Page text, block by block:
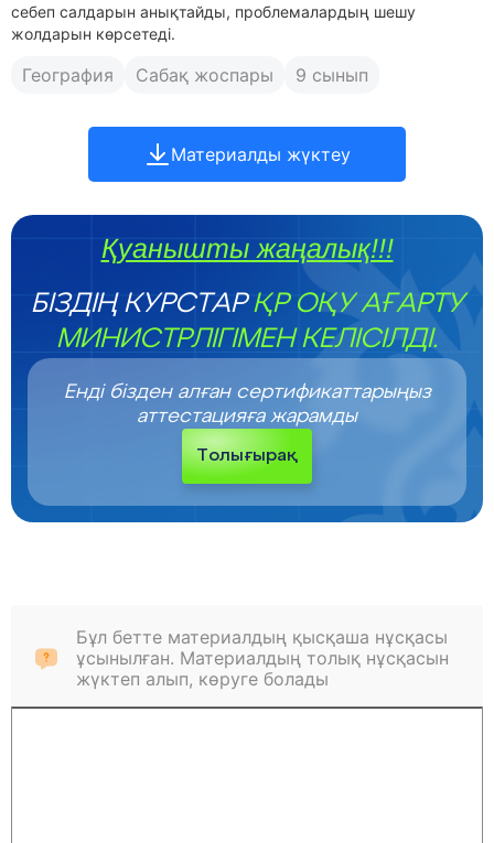
себеп салдарын анықтайды, проблемалардың шешу
жолдарын көрсетеді.
География Сабақ жоспары 9 сынып
Материалды жүктеу
Қуанышты жаңалық!!!
БІЗДІҢ КУРСТАРҚР ОҚУ АҒАРТУ
МИНИСТРЛІГІМЕН КЕЛІСІЛДІ.
Енді бізден алған сертификаттарыңыз
аттестацияға жарамды
Толығырақ
Бұл бетте материалдың қысқаша нұсқасы
ұсынылған. Материалдың толық нұсқасын
жүктеп алып, көруге болады